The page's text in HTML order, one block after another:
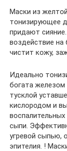
Маски из
тонизирующее
придают
воздействие на
чистит кожу,
Идеально
богата железом
тусклой
кислородом и
воспалительных
сыпи.
угревой сыпью,
эпителия. !